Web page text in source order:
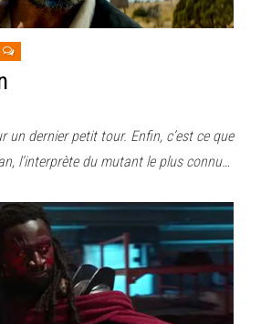
un dernier petit tour. Enfin, c’est ce que
l’interprète du mutant le plus connu…